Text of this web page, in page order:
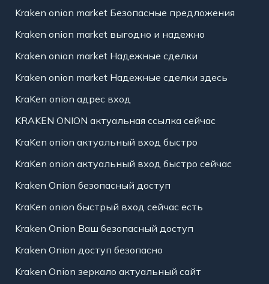
Kraken onion market Безопасные предложения
Kraken onion market выгодно и надежно
Kraken onion market Надежные сделки
Kraken onion market Надежные сделки здесь
KraKen onion адрес вход
KRAKEN ONION актуальная ссылка сейчас
KraKen onion актуальный вход быстро
KraKen onion актуальный вход быстро сейчас
Kraken Onion безопасный доступ
KraKen onion быстрый вход сейчас есть
Kraken Onion Ваш безопасный доступ
Kraken Onion доступ безопасно
Kraken Onion зеркало актуальный сайт